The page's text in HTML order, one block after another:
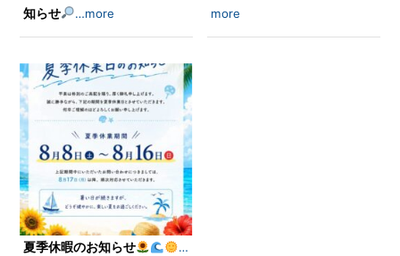
知らせ
…more
more
夏季休暇のお知らせ
…